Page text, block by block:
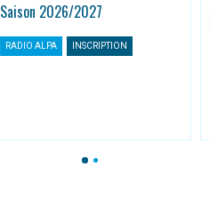
Saison 2026/2027
RADIO ALPA INSCRIPTION